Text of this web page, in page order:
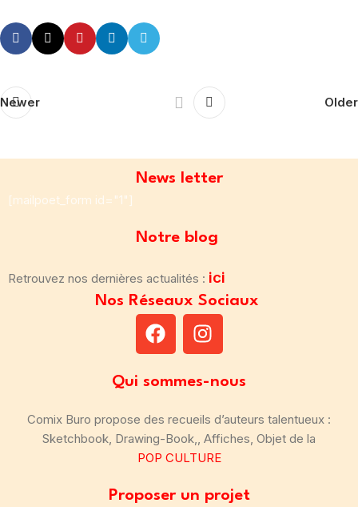
Newer Older
News letter
[mailpoet_form id="1"]
Notre blog
Retrouvez nos dernières actualités : ici
Nos Réseaux Sociaux
Qui sommes-nous
Comix Buro propose des recueils d’auteurs talentueux :
Sketchbook, Drawing-Book,, Affiches, Objet de la
POP CULTURE
Proposer un projet